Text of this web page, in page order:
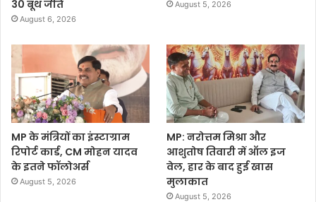
30 बूथ जीते
August 6, 2026
August 5, 2026
MP के मंत्रियों का इंस्टाग्राम
रिपोर्ट कार्ड, CM मोहन यादव
के इतने फॉलोअर्स
August 5, 2026
MP: नरोत्तम मिश्रा और
आशुतोष तिवारी में ऑल इज
वेल, हार के बाद हुई खास
मुलाकात
August 5, 2026